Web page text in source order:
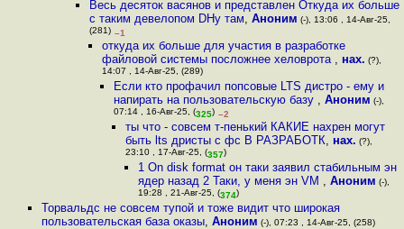
Весь десяток васянов и представлен Откуда их больше
с таким девелопом DНу там,Аноним (-), 13:06 , 14-Авг-25,
(281) –1
откуда их больше для участия в разработке
файловой системы посложнее хеловрота , нах. (?),
14:07 , 14-Авг-25, (289)
Если кто профачил попсовые LTS дистро - ему и
напирать на пользовательскую базу , Аноним (-),
07:14 , 16-Авг-25, (325) –2
ты что - совсем т-пенький КАКИЕ нахрен могут
быть lts дристы с фс В РАЗРАБОТК, нах. (?),
23:10 , 17-Авг-25, (357)
1 On disk format он таки заявил стабильным эн
ядер назад 2 Таки, у меня эн VM , Аноним (-),
19:28 , 21-Авг-25, (374)
Торвальдс не совсем тупой и тоже видит что широкая
пользовательская база оказы, Аноним (-), 07:23 , 14-Авг-25, (258)